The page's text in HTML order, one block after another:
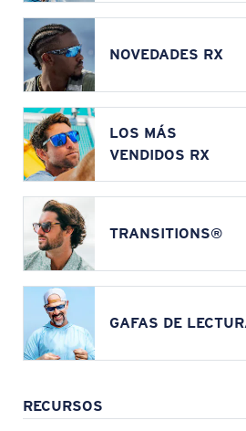
NOVEDADES RX
LOS MÁS
VENDIDOS RX
TRANSITIONS®
GAFAS DE
RECURSOS